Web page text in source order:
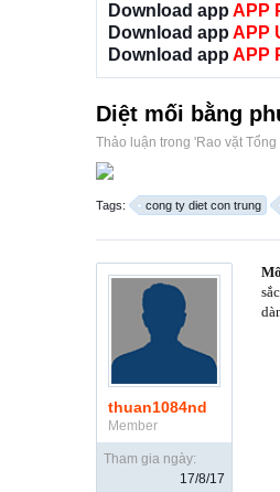
Download app APP
Download app APP
Download app APP
Diệt mối bằng
Thảo luận trong 'Rao vặt
Tags: cong ty diet con trung
thuan1084nd
Member
Tham gia ngày:
17/8/17